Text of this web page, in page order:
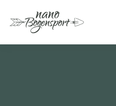
Skip to main content